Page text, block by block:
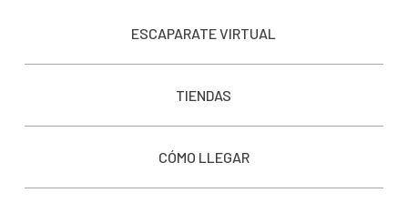
ESCAPARATE VIRTUAL
TIENDAS
CÓMO LLEGAR